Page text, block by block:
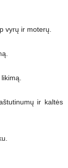
vyrų ir moterų.
ir kaltės